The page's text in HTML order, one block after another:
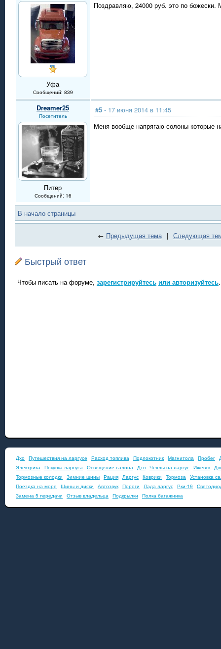
Уфа
Сообщений: 839
Поздравляю, 24000 руб. это по
Dreamer25
Посетитель
Питер
Сообщений: 16
#5 - 17 июня 2014 в 11:45
Меня вообще напрягаю солоны которые
В начало страницы
← Предыдущая тема | Следующая
Быстрый ответ
Чтобы писать на форуме, зарегистрируйтесь или авторизуйтесь.
Дхо Путешествия на ларгусе Расход топлива Подлокотник Магнитола Пробег
Электрика Покупка ларгуса Освещение салона Дтп Чехлы на ларгус Ижевск
Тормозные колодки
Зимние шины Рация Ларгус Коврики Тормоза Установка
Поездка на море
Шины и диски Автозвук Пороги Лада ларгус Рки-19
Замена 5 передачи
Отзыв владельца Подкрылки Полка багажника